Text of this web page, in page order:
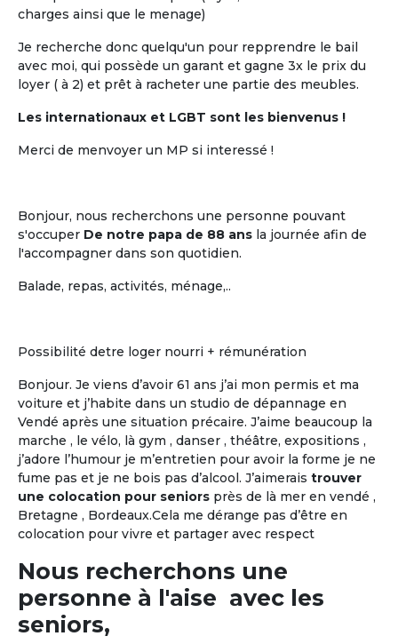
charges ainsi que le menage)
Je recherche donc quelqu'un pour repprendre le bail
avec moi, qui possède un garant et gagne 3x le prix du
loyer ( à 2) et prêt à racheter une partie des meubles.
Les internationaux et LGBT sont les bienvenus !
Merci de menvoyer un MP si interessé !
Bonjour, nous recherchons une personne pouvant
s'occuper De notre papa de 88 ans la journée afin de
l'accompagner dans son quotidien.
Balade, repas, activités, ménage,..
Possibilité detre loger nourri + rémunération
Bonjour. Je viens d’avoir 61 ans j’ai mon permis et ma
voiture et j’habite dans un studio de dépannage en
Vendé après une situation précaire. J’aime beaucoup la
marche , le vélo, là gym , danser , théâtre, expositions ,
j’adore l’humour je m’entretien pour avoir la forme je ne
fume pas et je ne bois pas d’alcool. J’aimerais trouver
une colocation pour seniors près de là mer en vendé ,
Bretagne , Bordeaux.Cela me dérange pas d’être en
colocation pour vivre et partager avec respect
Nous recherchons une
personne à l'aise avec les
seniors,